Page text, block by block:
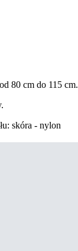
80 cm do 115 cm.
skóra - nylon